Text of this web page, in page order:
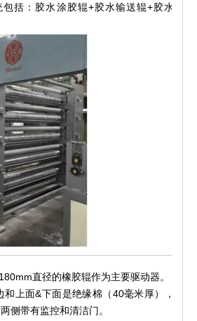
包括：胶水涂胶辊+胶水输送辊+胶水刮
直径的橡胶辊作为主要驱动器。
和上面&下面是绝缘棉（40毫米厚），烤
侧带有监控和清洁门。